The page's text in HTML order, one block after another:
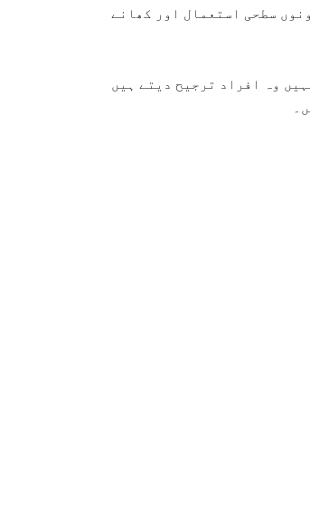
سطحی استعمال اور کھانے
وہ افراد ترجیح دیتے ہیں